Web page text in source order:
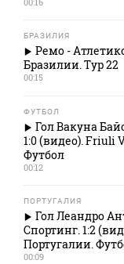
БРАЗИЛИЯ
Ремо -
Бразилии. Тур 22
00:15
ФУТБОЛ
Гол Вакуна
1:0 (видео). Friuli
Футбол
00:12
ПОРТУГАЛИЯ
Гол Леандро
Спортинг. 1:2
Португалии.
00:09